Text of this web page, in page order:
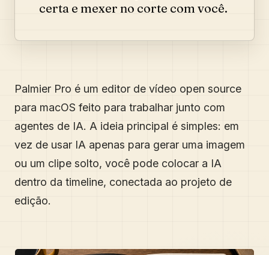
certa e mexer no corte com você.
Palmier Pro é um editor de vídeo open source
para macOS feito para trabalhar junto com
agentes de IA. A ideia principal é simples: em
vez de usar IA apenas para gerar uma imagem
ou um clipe solto, você pode colocar a IA
dentro da timeline, conectada ao projeto de
edição.